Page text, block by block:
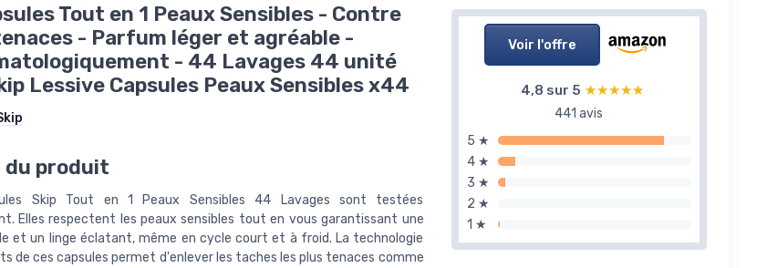
Voir l'offre
4,8 sur 5 ★★★★★
★★★★★
441 avis
5 ★
4 ★
3 ★
2 ★
1 ★
Tout en 1 Peaux Sensibles - Contre
- Parfum léger et agréable -
- 44 Lavages 44 unité
Lessive Capsules Peaux Sensibles x44
du produit
Skip Tout en 1 Peaux Sensibles 44 Lavages sont testées
Elles respectent les peaux sensibles tout en vous garantissant une
et un linge éclatant, même en cycle court et à froid. La technologie
de ces capsules permet d'enlever les taches les plus tenaces comme